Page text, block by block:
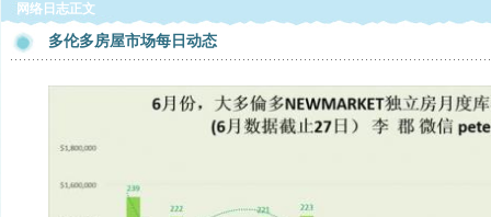
网络日志正文
多伦多房屋市场每日动态